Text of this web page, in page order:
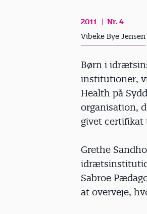
2011
Nr. 4
Vibeke Bye Jensen
Børn i
institutioner,
Health på
organisation,
givet
Grethe
Sabroe
at overveje,